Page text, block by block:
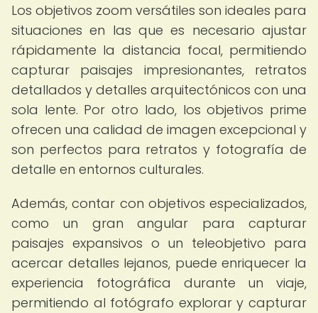
Los objetivos zoom versátiles son ideales para
situaciones en las que es necesario ajustar
rápidamente la distancia focal, permitiendo
capturar paisajes impresionantes, retratos
detallados y detalles arquitectónicos con una
sola lente. Por otro lado, los objetivos prime
ofrecen una calidad de imagen excepcional y
son perfectos para retratos y fotografía de
detalle en entornos culturales.
Además, contar con objetivos especializados,
como un gran angular para capturar
paisajes expansivos o un teleobjetivo para
acercar detalles lejanos, puede enriquecer la
experiencia fotográfica durante un viaje,
permitiendo al fotógrafo explorar y capturar